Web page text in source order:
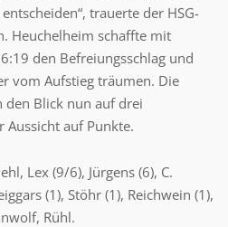
trauerte der HSG-
Heuchelheim schaffte mit
den Befreiungsschlag und
vom Aufstieg träumen. Die
den Blick nun auf drei
Aussicht auf Punkte.
Lex (9/6), Jürgens (6), C.
(1), Stöhr (1), Reichwein (1),
Rühl.